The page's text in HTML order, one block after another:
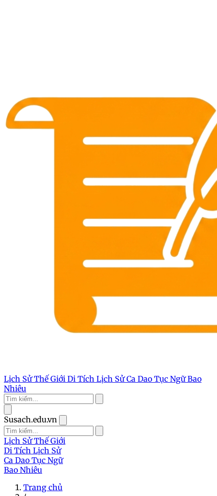
Lịch Sử Thế Giới Di Tích Lịch SửCa Dao Tục NgữBao
Nhiêu
Susach.edu.vn
Lịch Sử Thế Giới
Di Tích Lịch Sử
Ca Dao Tục Ngữ
Bao Nhiêu
Trang chủ